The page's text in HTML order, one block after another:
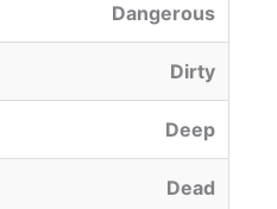
Dangerous
Dirty
Deep
Dead